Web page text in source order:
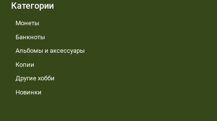
Категории
Монеты
Банкноты
Альбомы и аксессуары
Копии
Другие хобби
Новинки